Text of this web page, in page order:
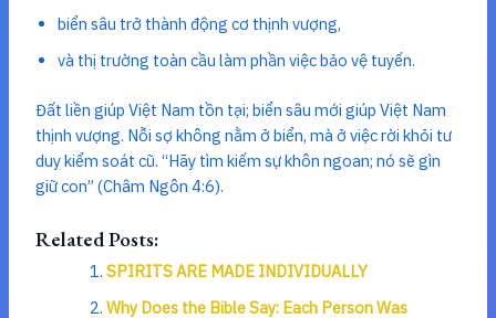
biển sâu trở thành động cơ thịnh vượng,
và thị trường toàn cầu làm phần việc bảo vệ tuyến.
Đất liền giúp Việt Nam tồn tại; biển sâu mới giúp Việt Nam
thịnh vượng. Nỗi sợ không nằm ở biển, mà ở việc rời khỏi tư
duy kiểm soát cũ. “Hãy tìm kiếm sự khôn ngoan; nó sẽ gìn
giữ con” (Châm Ngôn 4:6).
Related Posts:
SPIRITS ARE MADE INDIVIDUALLY
Why Does the Bible Say: Each Person Was